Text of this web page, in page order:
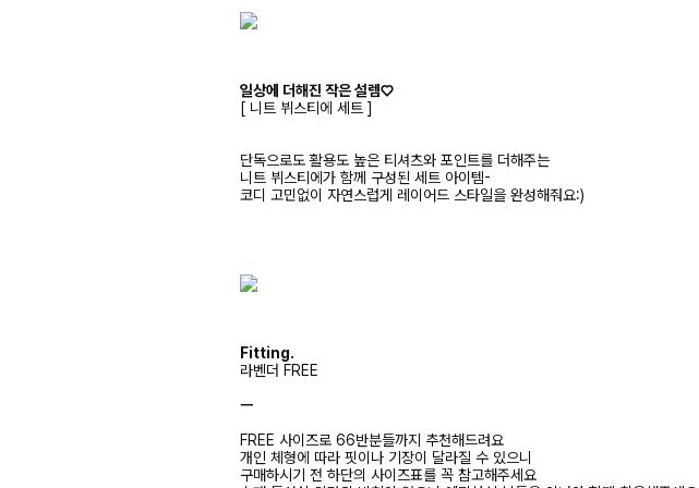
일상에 더해진 작은 설렘♡
[ 니트 뷔스티에 세트 ]
단독으로도 활용도 높은 티셔츠와 포인트를 더해주는
니트 뷔스티에가 함께 구성된 세트 아이템-
코디 고민없이 자연스럽게 레이어드 스타일을 완성해줘요:)
Fitting.
라벤더 FREE
ㅡ
FREE 사이즈로 66반분들까지 추천해드려요
개인 체형에 따라 핏이나 기장이 달라질 수 있으니
구매하시기 전 하단의 사이즈표를 꼭 참고해주세요